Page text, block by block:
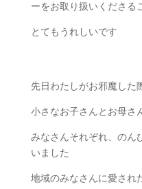
ーをお取り扱いくださる
とてもうれしいです
先日わたしがお邪魔した
小さなお子さんとお母さ
みなさんそれぞれ、のん
いました
地域のみなさんに愛され